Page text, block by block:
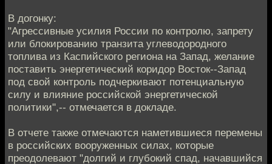
В догонку:
"Агрессивные усилия России по контролю, запрету
или блокированию транзита углеводородного
топлива из Каспийского региона на Запад, желание
поставить энергетический коридор Восток--Запад
под свой контроль подчеркивают потенциальную
силу и влияние российской энергетической
политики",-- отмечается в докладе.
В отчете также отмечаются наметившиеся перемены
в российских вооруженных силах, которые
преодолевают "долгий и глубокий спад, начавшийся